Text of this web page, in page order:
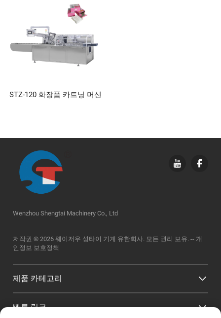
STZ-120 화장품 카트닝 머신
Wenzhou Shengtai Machinery Co., Ltd
저작권 © 2026 웨이저우 성타이 기계 유한회사. 모든 권리 보유. -- 개
인정보 보호정책
제품 카테고리
빠른 링크